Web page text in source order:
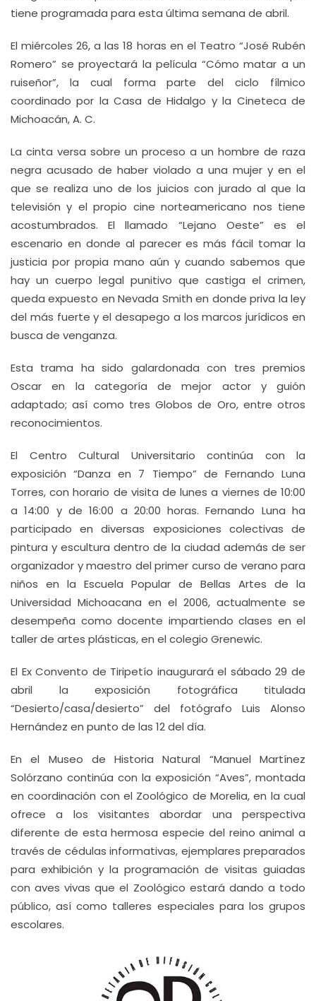
tiene programada para esta última semana de abril.
El miércoles 26, a las 18 horas en el Teatro “José Rubén
Romero” se proyectará la película “Cómo matar a un
ruiseñor”, la cual forma parte del ciclo fílmico
coordinado por la Casa de Hidalgo y la Cineteca de
Michoacán, A. C.
La cinta versa sobre un proceso a un hombre de raza
negra acusado de haber violado a una mujer y en el
que se realiza uno de los juicios con jurado al que la
televisión y el propio cine norteamericano nos tiene
acostumbrados. El llamado “Lejano Oeste” es el
escenario en donde al parecer es más fácil tomar la
justicia por propia mano aún y cuando sabemos que
hay un cuerpo legal punitivo que castiga el crimen,
queda expuesto en Nevada Smith en donde priva la ley
del más fuerte y el desapego a los marcos jurídicos en
busca de venganza.
Esta trama ha sido galardonada con tres premios
Oscar en la categoría de mejor actor y guión
adaptado; así como tres Globos de Oro, entre otros
reconocimientos.
El Centro Cultural Universitario continúa con la
exposición “Danza en 7 Tiempo” de Fernando Luna
Torres, con horario de visita de lunes a viernes de 10:00
a 14:00 y de 16:00 a 20:00 horas. Fernando Luna ha
participado en diversas exposiciones colectivas de
pintura y escultura dentro de la ciudad además de ser
organizador y maestro del primer curso de verano para
niños en la Escuela Popular de Bellas Artes de la
Universidad Michoacana en el 2006, actualmente se
desempeña como docente impartiendo clases en el
taller de artes plásticas, en el colegio Grenewic.
El Ex Convento de Tiripetío inaugurará el sábado 29 de
abril la exposición fotográfica titulada
“Desierto/casa/desierto” del fotógrafo Luis Alonso
Hernández en punto de las 12 del día.
En el Museo de Historia Natural “Manuel Martínez
Solórzano continúa con la exposición “Aves”, montada
en coordinación con el Zoológico de Morelia, en la cual
ofrece a los visitantes abordar una perspectiva
diferente de esta hermosa especie del reino animal a
través de cédulas informativas, ejemplares preparados
para exhibición y la programación de visitas guiadas
con aves vivas que el Zoológico estará dando a todo
público, así como talleres especiales para los grupos
escolares.